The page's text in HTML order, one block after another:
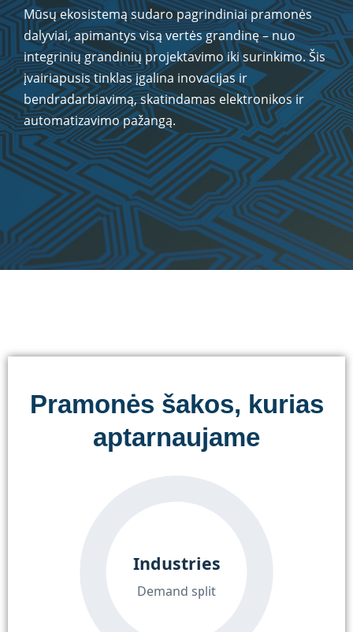
Mūsų ekosistemą sudaro pagrindiniai pramonės
dalyviai, apimantys visą vertės grandinę – nuo ​​
integrinių grandinių projektavimo iki surinkimo. Šis
įvairiapusis tinklas įgalina inovacijas ir
bendradarbiavimą, skatindamas elektronikos ir
automatizavimo pažangą.
Pramonės šakos, kurias
aptarnaujame
Industries
Demand split